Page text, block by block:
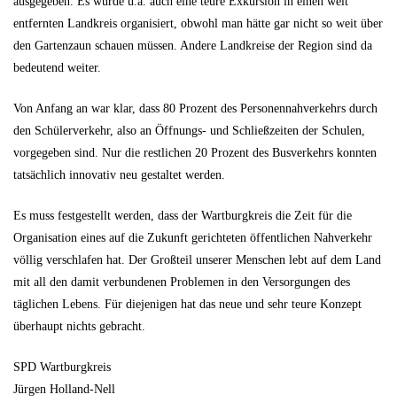
entfernten Landkreis organisiert, obwohl man hätte gar nicht so weit über
den Gartenzaun schauen müssen. Andere Landkreise der Region sind da
bedeutend weiter.
Von Anfang an war klar, dass 80 Prozent des Personennahverkehrs durch
den Schülerverkehr, also an Öffnungs- und Schließzeiten der Schulen,
vorgegeben sind. Nur die restlichen 20 Prozent des Busverkehrs konnten
tatsächlich innovativ neu gestaltet werden.
Es muss festgestellt werden, dass der Wartburgkreis die Zeit für die
Organisation eines auf die Zukunft gerichteten öffentlichen Nahverkehr
völlig verschlafen hat. Der Großteil unserer Menschen lebt auf dem Land
mit all den damit verbundenen Problemen in den Versorgungen des
täglichen Lebens. Für diejenigen hat das neue und sehr teure Konzept
überhaupt nichts gebracht.
SPD Wartburgkreis
Jürgen Holland-Nell